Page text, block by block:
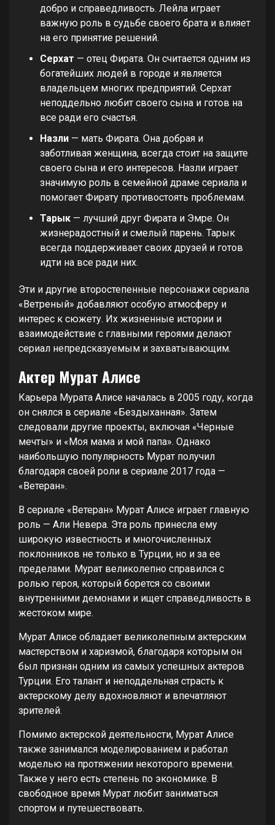
добро и справедливость. Лейла играет
важную роль в судьбе своего брата и влияет
на его принятие решений.
Серхат — отец Фирата. Он считается одним из
богатейших людей в городе и является
владельцем многих предприятий. Серхат
неподдельно любит своего сына и готов на
все ради его счастья.
Назли — мать Фирата. Она добрая и
заботливая женщина, всегда стоит на защите
своего сына и его интересов. Назли играет
значимую роль в семейной драме сериала и
помогает Фирату противостоять проблемам.
Тарык — лучший друг Фирата и Эмре. Он
жизнерадостный и смелый парень. Тарык
всегда поддерживает своих друзей и готов
идти на все ради них.
Эти и другие второстепенные персонажи сериала
«Ветреный» добавляют особую атмосферу и
интерес к сюжету. Их жизненные истории и
взаимодействие с главными героями делают
сериал непредсказуемым и захватывающим.
Актер Мурат Алисе
Карьера Мурата Алисе началась в 2005 году, когда
он снялся в сериале «Бездыханная». Затем
следовали другие проекты, включая «Черные
мечты» и «Моя мама и мой папа». Однако
наибольшую популярность Мурат получил
благодаря своей роли в сериале 2017 года —
«Ветеран».
В сериале «Ветеран» Мурат Алисе играет главную
роль — Али Невера. Эта роль принесла ему
широкую известность и многочисленных
поклонников не только в Турции, но и за ее
пределами. Мурат великолепно справился с
ролью героя, который борется со своими
внутренними демонами и ищет справедливость в
жестоком мире.
Мурат Алисе обладает великолепным актерским
мастерством и харизмой, благодаря которым он
был признан одним из самых успешных актеров
Турции. Его талант и неподдельная страсть к
актерскому делу вдохновляют и впечатляют
зрителей.
Помимо актерской деятельности, Мурат Алисе
также занимался моделированием и работал
моделью на протяжении некоторого времени.
Также у него есть степень по экономике. В
свободное время Мурат любит заниматься
спортом и путешествовать.